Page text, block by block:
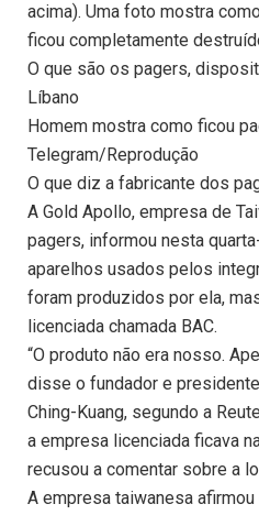
acima). Uma foto mostra
ficou completamente
O que são os pagers,
Líbano
Homem mostra como ficou
Telegram/Reprodução
O que diz a fabricante dos
A Gold Apollo, empresa de
pagers, informou nesta
aparelhos usados pelos
foram produzidos por ela,
licenciada chamada BAC.
“O produto não era nosso.
disse o fundador e
Ching-Kuang, segundo a
a empresa licenciada ficava
recusou a comentar sobre a
A empresa taiwanesa